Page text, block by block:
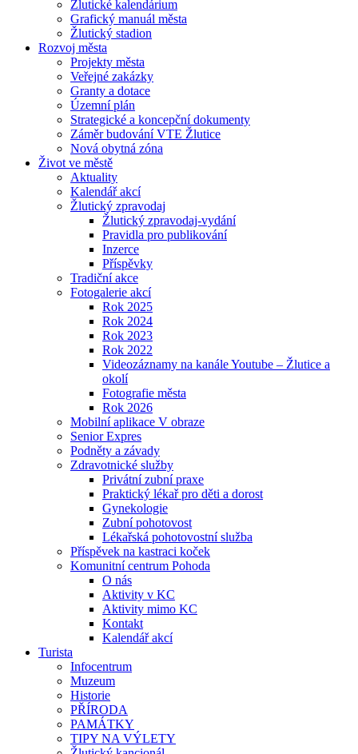
Žlutické kalendárium
Grafický manuál města
Žlutický stadion
Rozvoj města
Projekty města
Veřejné zakázky
Granty a dotace
Územní plán
Strategické a koncepční dokumenty
Záměr budování VTE Žlutice
Nová obytná zóna
Život ve městě
Aktuality
Kalendář akcí
Žlutický zpravodaj
Žlutický zpravodaj-vydání
Pravidla pro publikování
Inzerce
Příspěvky
Tradiční akce
Fotogalerie akcí
Rok 2025
Rok 2024
Rok 2023
Rok 2022
Videozáznamy na kanále Youtube – Žlutice a
okolí
Fotografie města
Rok 2026
Mobilní aplikace V obraze
Senior Expres
Podněty a závady
Zdravotnické služby
Privátní zubní praxe
Praktický lékař pro děti a dorost
Gynekologie
Zubní pohotovost
Lékařská pohotovostní služba
Příspěvek na kastraci koček
Komunitní centrum Pohoda
O nás
Aktivity v KC
Aktivity mimo KC
Kontakt
Kalendář akcí
Turista
Infocentrum
Muzeum
Historie
PŘÍRODA
PAMÁTKY
TIPY NA VÝLETY